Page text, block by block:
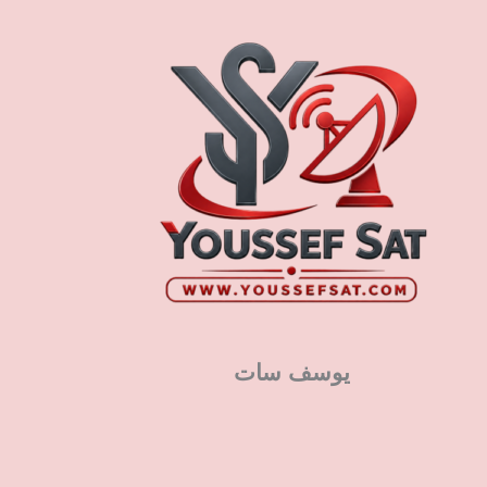
يوسف سات